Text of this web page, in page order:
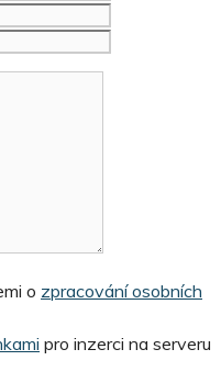
o zpracování osobních
pro inzerci na serveru